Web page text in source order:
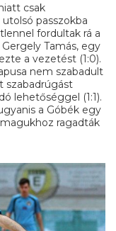
csak
passzokba
fordultak rá a
Tamás, egy
a vezetést (1:0).
nem szabadult
szabadrúgást
lehetőséggel (1:1).
a Góbék egy
ragadták